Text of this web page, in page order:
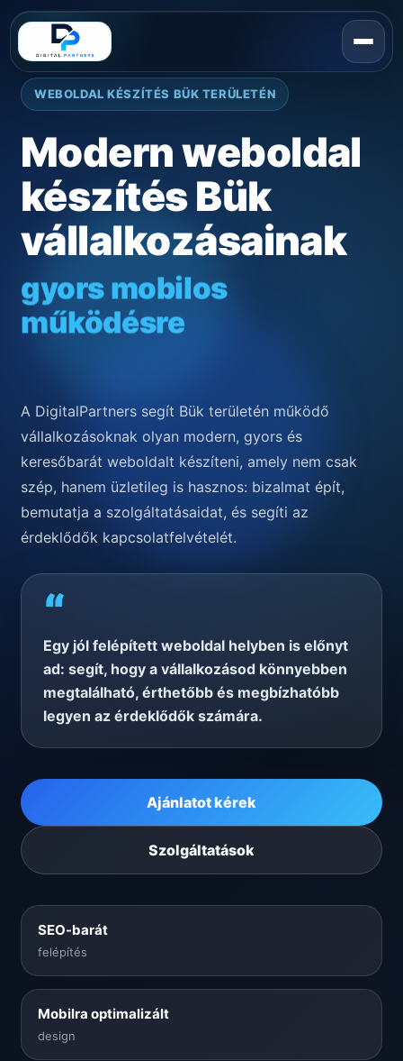
WEBOLDAL KÉSZÍTÉS BÜK TERÜLETÉN
Modern weboldal
készítés Bük
vállalkozásainak
gyors mobilos
működésre
A DigitalPartners segít Bük területén működő
vállalkozásoknak olyan modern, gyors és
keresőbarát weboldalt készíteni, amely nem csak
szép, hanem üzletileg is hasznos: bizalmat épít,
bemutatja a szolgáltatásaidat, és segíti az
érdeklődők kapcsolatfelvételét.
“
Egy jól felépített weboldal helyben is előnyt
ad: segít, hogy a vállalkozásod könnyebben
megtalálható, érthetőbb és megbízhatóbb
legyen az érdeklődők számára.
Ajánlatot kérek
Szolgáltatások
SEO-barát
felépítés
Mobilra optimalizált
design